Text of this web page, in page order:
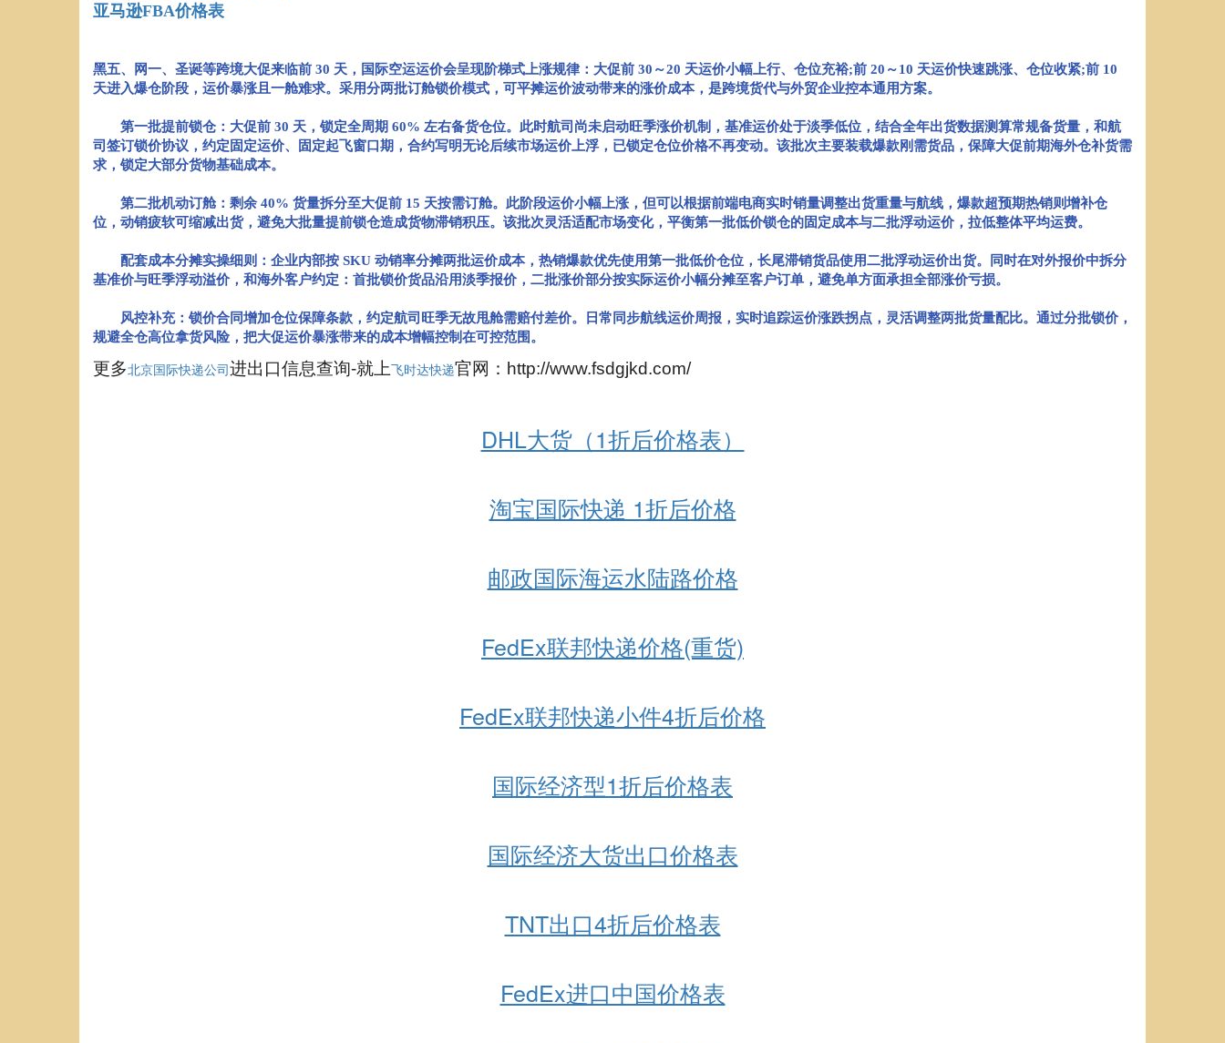
亚马逊FBA价格表
黑五、网一、圣诞等跨境大促来临前 30 天，国际空运运价会呈现阶梯式上涨规律：大促前 30～20 天运价小幅上行、仓位充裕;前 20～10 天运价快速跳涨、仓位收紧;前 10
天进入爆仓阶段，运价暴涨且一舱难求。采用分两批订舱锁价模式，可平摊运价波动带来的涨价成本，是跨境货代与外贸企业控本通用方案。
第一批提前锁仓：大促前 30 天，锁定全周期 60% 左右备货仓位。此时航司尚未启动旺季涨价机制，基准运价处于淡季低位，结合全年出货数据测算常规备货量，和航
司签订锁价协议，约定固定运价、固定起飞窗口期，合约写明无论后续市场运价上浮，已锁定仓位价格不再变动。该批次主要装载爆款刚需货品，保障大促前期海外仓补货需
求，锁定大部分货物基础成本。
第二批机动订舱：剩余 40% 货量拆分至大促前 15 天按需订舱。此阶段运价小幅上涨，但可以根据前端电商实时销量调整出货重量与航线，爆款超预期热销则增补仓
位，动销疲软可缩减出货，避免大批量提前锁仓造成货物滞销积压。该批次灵活适配市场变化，平衡第一批低价锁仓的固定成本与二批浮动运价，拉低整体平均运费。
配套成本分摊实操细则：企业内部按 SKU 动销率分摊两批运价成本，热销爆款优先使用第一批低价仓位，长尾滞销货品使用二批浮动运价出货。同时在对外报价中拆分
基准价与旺季浮动溢价，和海外客户约定：首批锁价货品沿用淡季报价，二批涨价部分按实际运价小幅分摊至客户订单，避免单方面承担全部涨价亏损。
风控补充：锁价合同增加仓位保障条款，约定航司旺季无故甩舱需赔付差价。日常同步航线运价周报，实时追踪运价涨跌拐点，灵活调整两批货量配比。通过分批锁价，
规避全仓高位拿货风险，把大促运价暴涨带来的成本增幅控制在可控范围。
更多北京国际快递公司进出口信息查询-就上飞时达快递官网：http://www.fsdgjkd.com/
DHL大货（1折后价格表）
淘宝国际快递 1折后价格
邮政国际海运水陆路价格
FedEx联邦快递价格(重货)
FedEx联邦快递小件4折后价格
国际经济型1折后价格表
国际经济大货出口价格表
TNT出口4折后价格表
FedEx进口中国价格表